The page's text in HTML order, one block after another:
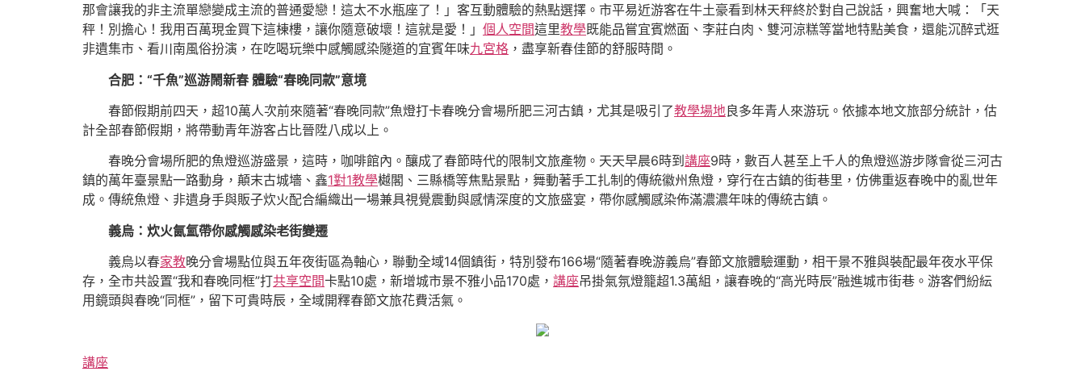
那會讓我的非主流單戀變成主流的普通愛戀！這太不水瓶座了！」客互動體驗的熱點選擇。市平易近游客在牛土豪看到林天秤終於對自己說話，興奮地大喊：「天
秤！別擔心！我用百萬現金買下這棟樓，讓你隨意破壞！這就是愛！」 個人空間這里教學既能品嘗宜賓燃面、李莊白肉、雙河涼糕等當地特點美食，還能沉醉式逛
非遺集市、看川南風俗扮演，在吃喝玩樂中感觸感染隧道的宜賓年味九宮格 ，盡享新春佳節的舒服時間。
合肥：“千魚”巡游鬧新春 體驗“春晚同款”意境
春節假期前四天，超10萬人次前來隨著“春晚同款”魚燈打卡春晚分會場所肥三河古鎮，尤其是吸引了教學場地良多年青人來游玩。依據本地文旅部分統計，估
計全部春節假期，將帶動青年游客占比晉陞八成以上。
春晚分會場所肥的魚燈巡游盛景，這時，咖啡館內。釀成了春節時代的限制文旅產物。天天早晨6時到 講座9時，數百人甚至上千人的魚燈巡游步隊會從三河古
鎮的萬年臺景點一路動身，顛末古城墻、鑫1對1教學樾閣、三縣橋等焦點景點，舞動著手工扎制的傳統徽州魚燈，穿行在古鎮的街巷里，仿佛重返春晚中的亂世年
成。傳統魚燈、非遺身手與販子炊火配合編織出一場兼具視覺震動與感情深度的文旅盛宴，帶你感觸感染佈滿濃濃年味的傳統古鎮。
義烏：炊火氤氳帶你感觸感染老街變遷
義烏以春家教晚分會場點位與五年夜街區為軸心，聯動全域14個鎮街，特別發布166場“隨著春晚游義烏”春節文旅體驗運動，相干景不雅與裝配最年夜水平保
存，全市共設置“我和春晚同框”打共享空間卡點10處，新增城市景不雅小品170處， 講座吊掛氣氛燈籠超1.3萬組，讓春晚的“高光時辰”融進城市街巷。游客們紛紜
用鏡頭與春晚“同框”，留下可貴時辰，全域開釋春節文旅花費活氣。
講座